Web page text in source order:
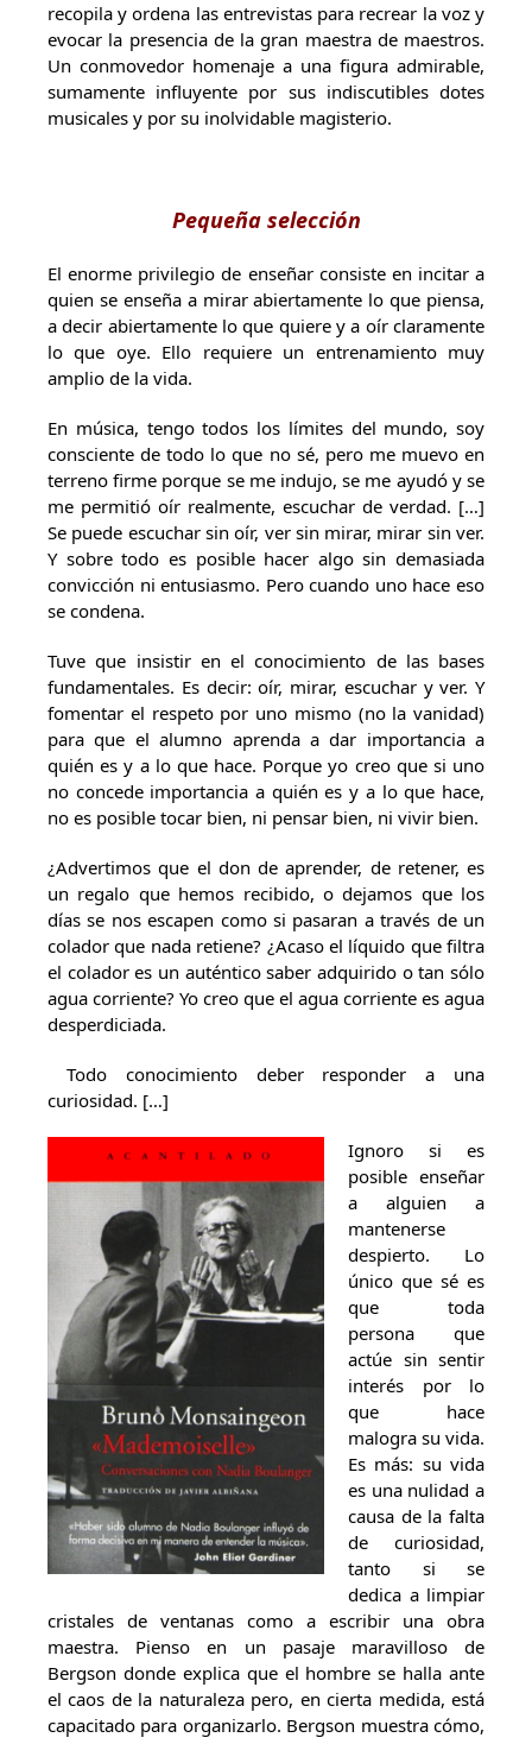
recopila y ordena las entrevistas para recrear la voz y
evocar la presencia de la gran maestra de maestros.
Un conmovedor homenaje a una figura admirable,
sumamente influyente por sus indiscutibles dotes
musicales y por su inolvidable magisterio.
Pequeña selección
El enorme privilegio de enseñar consiste en incitar a
quien se enseña a mirar abiertamente lo que piensa,
a decir abiertamente lo que quiere y a oír claramente
lo que oye. Ello requiere un entrenamiento muy
amplio de la vida.
En música, tengo todos los límites del mundo, soy
consciente de todo lo que no sé, pero me muevo en
terreno firme porque se me indujo, se me ayudó y se
me permitió oír realmente, escuchar de verdad. […]
Se puede escuchar sin oír, ver sin mirar, mirar sin ver.
Y sobre todo es posible hacer algo sin demasiada
convicción ni entusiasmo. Pero cuando uno hace eso
se condena.
Tuve que insistir en el conocimiento de las bases
fundamentales. Es decir: oír, mirar, escuchar y ver. Y
fomentar el respeto por uno mismo (no la vanidad)
para que el alumno aprenda a dar importancia a
quién es y a lo que hace. Porque yo creo que si uno
no concede importancia a quién es y a lo que hace,
no es posible tocar bien, ni pensar bien, ni vivir bien.
¿Advertimos que el don de aprender, de retener, es
un regalo que hemos recibido, o dejamos que los
días se nos escapen como si pasaran a través de un
colador que nada retiene? ¿Acaso el líquido que filtra
el colador es un auténtico saber adquirido o tan sólo
agua corriente? Yo creo que el agua corriente es agua
desperdiciada.
Todo conocimiento deber responder a una
curiosidad. […]
Ignoro si es
posible enseñar
a alguien a
mantenerse
despierto. Lo
único que sé es
que toda
persona que
actúe sin sentir
interés por lo
que hace
malogra su vida.
Es más: su vida
es una nulidad a
causa de la falta
de curiosidad,
tanto si se
dedica a limpiar
cristales de ventanas como a escribir una obra
maestra. Pienso en un pasaje maravilloso de
Bergson donde explica que el hombre se halla ante
el caos de la naturaleza pero, en cierta medida, está
capacitado para organizarlo. Bergson muestra cómo,